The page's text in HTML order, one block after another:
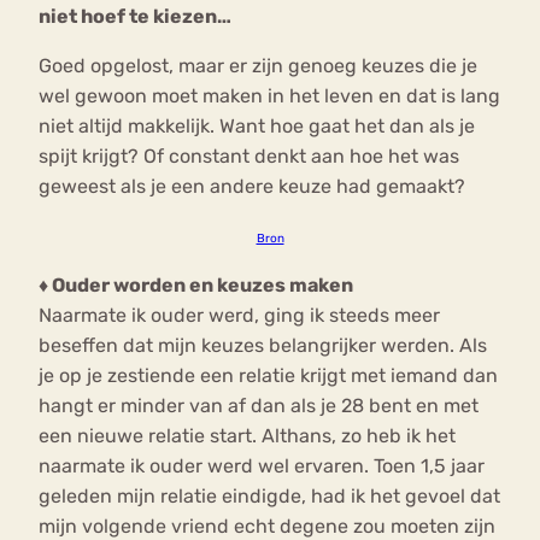
niet hoef te kiezen…
Goed opgelost, maar er zijn genoeg keuzes die je
wel gewoon moet maken in het leven en dat is lang
niet altijd makkelijk. Want hoe gaat het dan als je
spijt krijgt? Of constant denkt aan hoe het was
geweest als je een andere keuze had gemaakt?
Bron
♦ Ouder worden en keuzes maken
Naarmate ik ouder werd, ging ik steeds meer
beseffen dat mijn keuzes belangrijker werden. Als
je op je zestiende een relatie krijgt met iemand dan
hangt er minder van af dan als je 28 bent en met
een nieuwe relatie start. Althans, zo heb ik het
naarmate ik ouder werd wel ervaren. Toen 1,5 jaar
geleden mijn relatie eindigde, had ik het gevoel dat
mijn volgende vriend echt degene zou moeten zijn